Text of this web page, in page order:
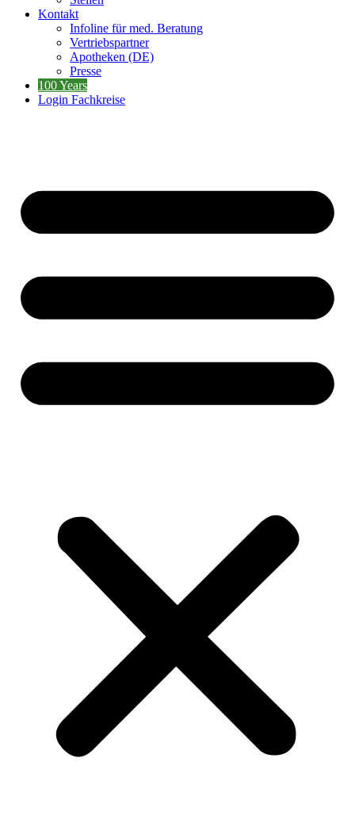
Kontakt
Infoline für med. Beratung
Vertriebspartner
Apotheken (DE)
Presse
100 Years
Login Fachkreise